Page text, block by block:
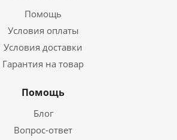
Помощь
Условия оплаты
Условия доставки
Гарантия на товар
Помощь
Блог
Вопрос-ответ